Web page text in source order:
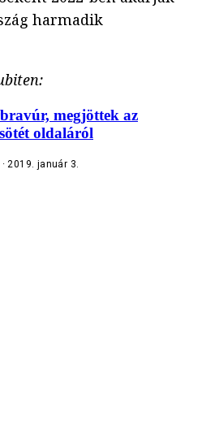
harmadik
megjöttek az
oldaláról
2019. január 3.